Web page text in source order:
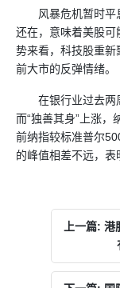
风暴危机暂时
还在，意味着美股
势来看，科技股重
前大市的反弹情绪。
在银行业过去两
而“独善其身”上涨，
前纳指较标准普尔
的峰值相差不远，表
上一篇: